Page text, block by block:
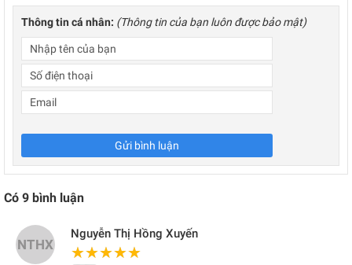
Thông tin cá nhân: (Thông tin của bạn luôn được bảo mật)
Gửi bình luận
Có 9 bình luận
NTHX
Nguyễn Thị Hồng Xuyến
★★★★★
★★★★★